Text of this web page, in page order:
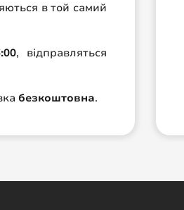
в той самий
, відправляться
безкоштовна.